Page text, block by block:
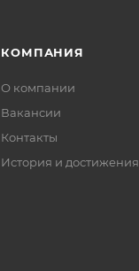
КОМПАНИЯ
О компании
Вакансии
Контакты
История и достижения